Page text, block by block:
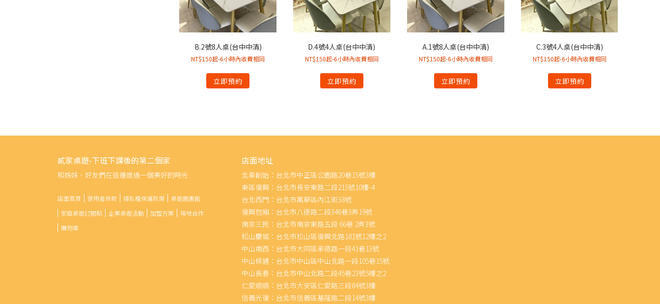
B.2號8人桌(台中中清)
NT$150起-6小時內收費相同
立即預約
D.4號4人桌(台中中清)
NT$150起-6小時內收費相同
立即預約
A.1號8人桌(台中中清)
NT$150起-6小時內收費相同
立即預約
C.3號4人桌(台中中清)
NT$150起-6小時內收費相同
立即預約
貳家桌遊-下班下課後的第二個家
和姊妹、好友們在這邊度過一個美好的時光
店面首頁 使用者條款 隱私權保護政策
桌遊圖書館
家庭桌遊訂閱制
企業桌遊活動 加盟方案
場地合作
購物車
店面地址
北車創始：台北市中正區公園路20巷15號3樓
東區復興：台北市長安東路二段215號10樓-4
台北西門：台北市萬華區內江街38號
復興包廂：台北市八德路二段346巷3弄19號
南京三民：台北市南京東路五段 66巷 2弄3號
松山慶城：台北市松山區復興北路181號12樓之2
中山南西：台北市大同區承德路一段41巷13號
中山條通：台北市中山區中山北路一段105巷15號
中山長春：台北市中山北路二段45巷23號5樓之2
仁愛順順：台北市大安區仁愛路三段84號3樓
信義光復：台北市信義區基隆路二段14號3樓